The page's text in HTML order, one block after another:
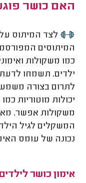
האם כושר
לצד המיתוס
המיתוסים
כמו משקולות
ילדים. תשמחו לדעת
לתרום בצורה
יכולות מוטוריות
משקולות אפשר.
המשקלים לגיל
נכונה של עומס
אימון כושר